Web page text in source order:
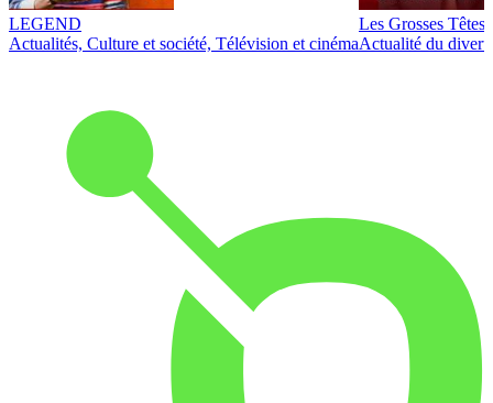
LEGEND
Actualités, Culture et société, Télévision et cinéma
Les Grosses Têtes
Actualité du